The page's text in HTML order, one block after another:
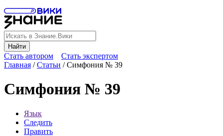
Найти
Стать автором
Стать экспертом
Главная /Статьи /Симфония № 39
Симфония № 39
Язык
Следить
Править